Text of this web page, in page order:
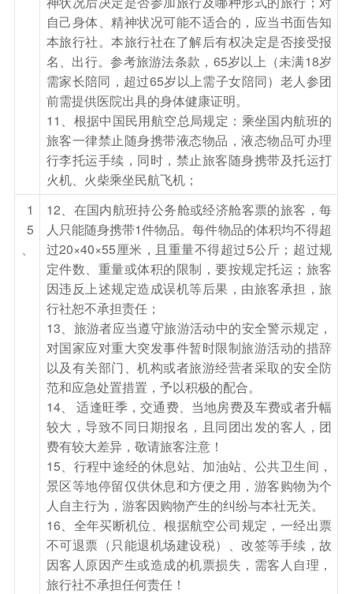
1 松花湖观冬捕目受气候影响严重，具体开捕时间
无法预测，【参观冬捕】条件允许即开展，不允许
则不开展。赠送项目，不去不退费用
2 如受天气或其他情况影响，由吉林市前往长春龙
嘉机场可能会更改乘坐城轨（行车时间约15分
钟）前往长春龙嘉机场。
3 受航班公司航班影响，进出港口有可能调整为沈
阳飞回，行程景点安排不变。
温馨建议：出发时贵重物品、常用药品、御寒衣物
等请随身携带，尽量不要托运。行李延误或遗失属
于不可抗力因素，我社将全力协助客人跟进后续工
作，但我社对此不承担任何责任。
—以上行程时间安排可能会因航班、天气、路况等
不可抗力因素，在不影响行程和接待标准前提下，
经全体游客协商同意后，进行游览顺序调整，敬请
谅解！
餐饮
早餐：有
中餐：有
晚餐：自理
住宿
温馨的家
自己身体、精神状况可能不适合的，应当书面告知
本旅行社。本旅行社在了解后有权决定是否接受报
名、出行。参考旅游法条款，65岁以上（未满18岁
需家长陪同，超过65岁以上需子女陪同）老人参团
前需提供医院出具的身体健康证明。
11、根据中国民用航空总局规定：乘坐国内航班的
旅客一律禁止随身携带液态物品，液态物品可办理
行李托运手续，同时，禁止旅客随身携带及托运打
火机、火柴乘坐民航飞机；
1
5
12、在国内航班持公务舱或经济舱客票的旅客，每
人只能随身携带1件物品。每件物品的体积均不得超
过20×40×55厘米，且重量不得超过5公斤；超过规
定件数、重量或体积的限制，要按规定托运；旅客
因违反上述规定造成误机等后果，由旅客承担，旅
行社恕不承担责任；
13、旅游者应当遵守旅游活动中的安全警示规定，
对国家应对重大突发事件暂时限制旅游活动的措辞
以及有关部门、机构或者旅游经营者采取的安全防
范和应急处置措置，予以积极的配合。
14、 适逢旺季，交通费、当地房费及车费或者升幅
较大，导致不同日期报名，且同团出发的客人，团
费有较大差异，敬请旅客注意！
15、行程中途经的休息站、加油站、公共卫生间，
景区等地停留仅供休息和方便之用，游客购物为个
人自主行为，游客因购物产生的纠纷与本社无关。
16、全年买断机位、根据航空公司规定，一经出票
不可退票（只能退机场建设税）、改签等手续，故
因客人原因产生或造成的机票损失，需客人自理，
旅行社不承担任何责任！